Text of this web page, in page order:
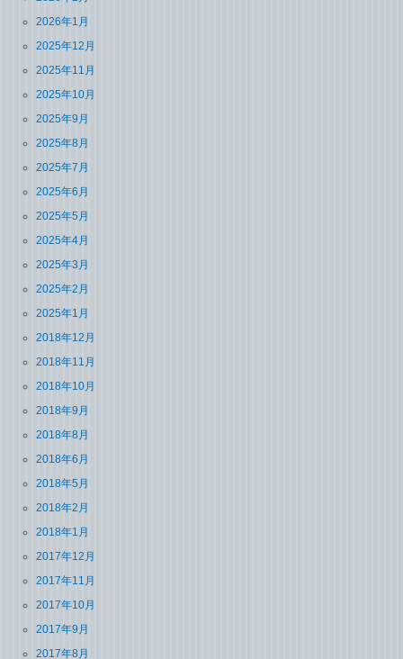
2026年1月
2025年12月
2025年11月
2025年10月
2025年9月
2025年8月
2025年7月
2025年6月
2025年5月
2025年4月
2025年3月
2025年2月
2025年1月
2018年12月
2018年11月
2018年10月
2018年9月
2018年8月
2018年6月
2018年5月
2018年2月
2018年1月
2017年12月
2017年11月
2017年10月
2017年9月
2017年8月